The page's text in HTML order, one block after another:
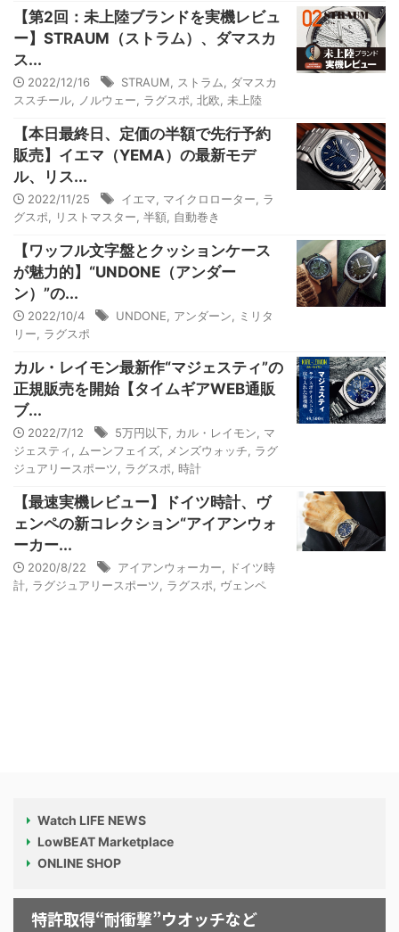
【第2回：未上陸ブランドを実機レビュ
ー】STRAUM（ストラム）、ダマスカ
ス...
2022/12/16 STRAUM ストラム
ダマスカ
ススチール
ノルウェー ラグスポ 北欧 未上陸
【本日最終日、定価の半額で先行予約
販売】イエマ（YEMA）の最新モデ
ル、リス...
2022/11/25 イエマ マイクロローター
ラ
グスポ
リストマスター 半額 自動巻き
【ワッフル文字盤とクッションケース
が魅力的】“UNDONE（アンダー
ン）”の...
2022/10/4 UNDONE アンダーン
ミリタ
リー
ラグスポ
カル・レイモン最新作“マジェスティ”の
正規販売を開始【タイムギアWEB通販
ブ...
2022/7/12 5万円以下 カル・レイモン
マ
ジェスティ
ムーンフェイズ メンズウォッチ
ラグ
ジュアリースポーツ
ラグスポ 時計
【最速実機レビュー】ドイツ時計、ヴ
ェンペの新コレクション“アイアンウォ
ーカー...
2020/8/22 アイアンウォーカー
ドイツ時
計 ラグジュアリースポーツ ラグスポ ヴェンペ
Watch LIFE NEWS
LowBEAT Marketplace
ONLINE SHOP
特許取得“耐衝撃”ウオッチなど